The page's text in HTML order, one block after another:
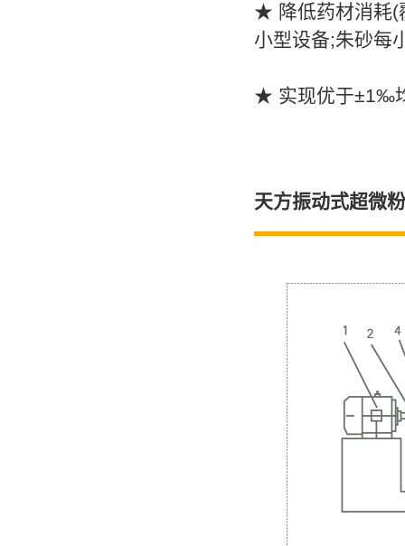
★ 降低药材
小型设备;朱砂每
★ 实现优于±1‰
天方振动式超微